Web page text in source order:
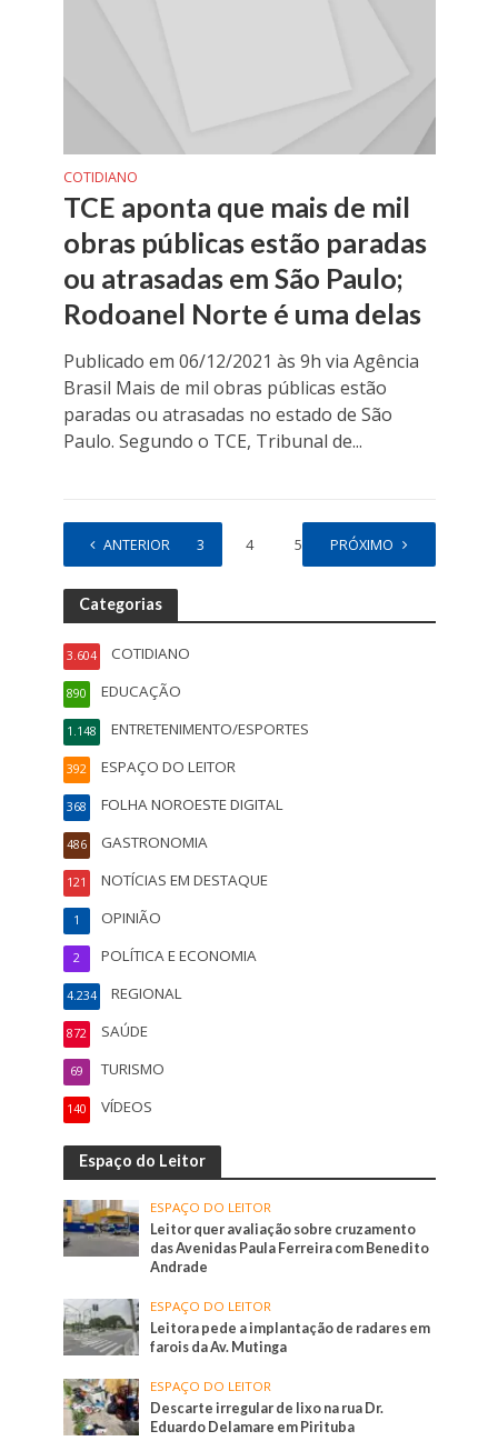
COTIDIANO
TCE aponta que mais de mil
obras públicas estão paradas
ou atrasadas em São Paulo;
Rodoanel Norte é uma delas
Publicado em 06/12/2021 às 9h via Agência
Brasil Mais de mil obras públicas estão
paradas ou atrasadas no estado de São
Paulo. Segundo o TCE, Tribunal de...
ANTERIOR
1 2 3 4 5 … 7
PRÓXIMO
Categorias
COTIDIANO
3.604
EDUCAÇÃO
890
ENTRETENIMENTO/ESPORTES
1.148
ESPAÇO DO LEITOR
392
FOLHA NOROESTE DIGITAL
368
GASTRONOMIA
486
NOTÍCIAS EM DESTAQUE
121
OPINIÃO
1
POLÍTICA E ECONOMIA
2
REGIONAL
4.234
SAÚDE
872
TURISMO
69
VÍDEOS
140
Espaço do Leitor
ESPAÇO DO LEITOR
Leitor quer avaliação sobre cruzamento
das Avenidas Paula Ferreira com Benedito
Andrade
ESPAÇO DO LEITOR
Leitora pede a implantação de radares em
farois da Av. Mutinga
ESPAÇO DO LEITOR
Descarte irregular de lixo na rua Dr.
Eduardo Delamare em Pirituba